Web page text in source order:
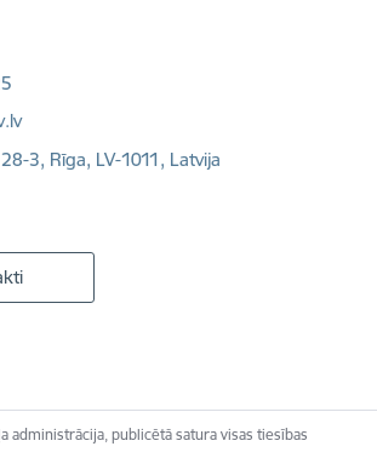
3, Rīga, LV-1011, Latvija
administrācija, publicētā satura visas tiesības